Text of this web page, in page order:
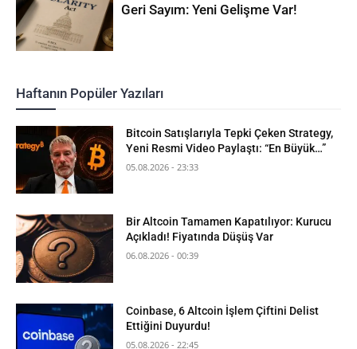
Geri Sayım: Yeni Gelişme Var!
Haftanın Popüler Yazıları
Bitcoin Satışlarıyla Tepki Çeken Strategy,
Yeni Resmi Video Paylaştı: “En Büyük…”
05.08.2026 - 23:33
Bir Altcoin Tamamen Kapatılıyor: Kurucu
Açıkladı! Fiyatında Düşüş Var
06.08.2026 - 00:39
Coinbase, 6 Altcoin İşlem Çiftini Delist
Ettiğini Duyurdu!
05.08.2026 - 22:45